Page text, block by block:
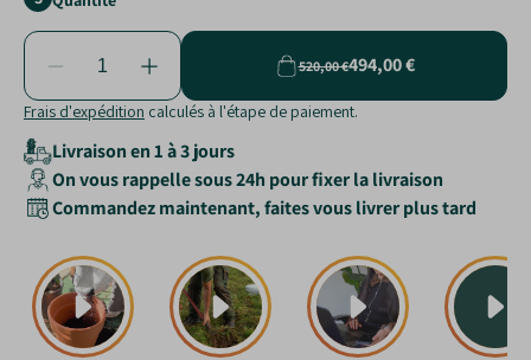
520,00 €494,00 €
Frais d'expédition calculés à l'étape de paiement.
Livraison en 1 à 3 jours
On vous rappelle sous 24h pour fixer la livraison
Commandez maintenant, faites vous livrer plus tard